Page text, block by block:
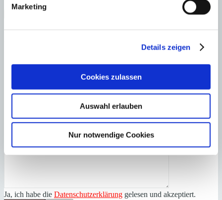
Marketing
Details zeigen
Cookies zulassen
Auswahl erlauben
Nur notwendige Cookies
Santa PonsaHelle 6-Schlafzimmer-
Ja, ich habe die Datenschutzerklärung gelesen und akzeptiert.